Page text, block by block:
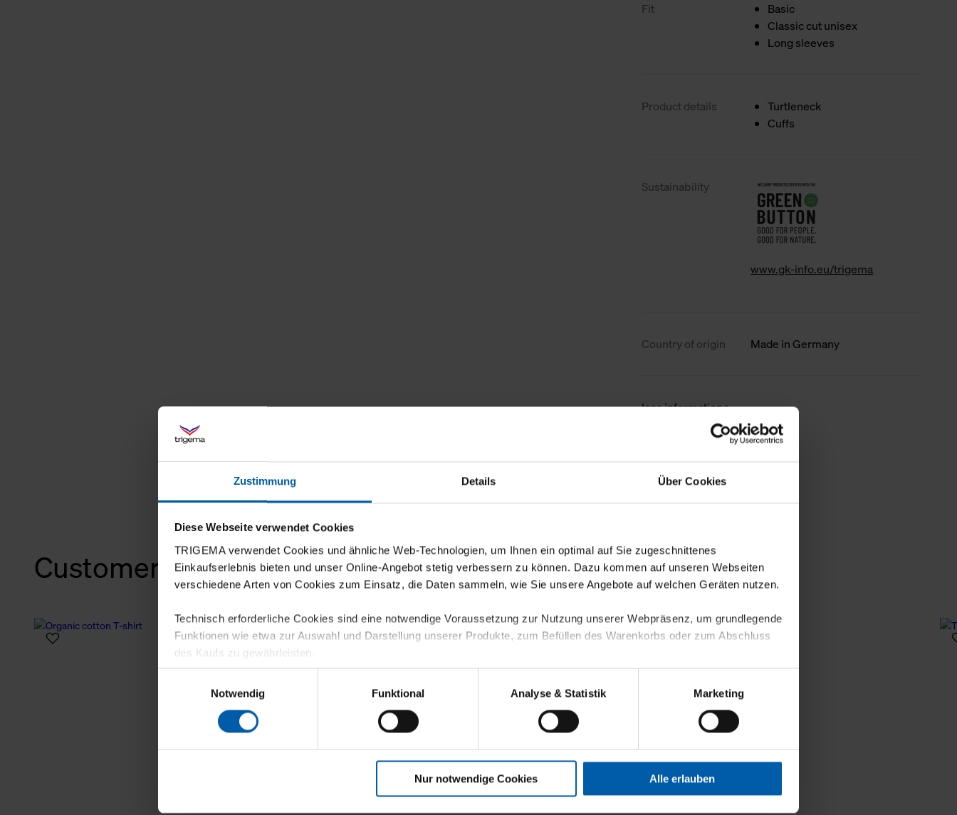
Zustimmung Details Über Cookies
Diese Webseite verwendet Cookies
TRIGEMA verwendet Cookies und ähnliche Web-Technologien, um Ihnen ein optimal auf Sie zugeschnittenes
Einkaufserlebnis bieten und unser Online-Angebot stetig verbessern zu können. Dazu kommen auf unseren Webseiten
verschiedene Arten von Cookies zum Einsatz, die Daten sammeln, wie Sie unsere Angebote auf welchen Geräten nutzen.
Technisch erforderliche Cookies sind eine notwendige Voraussetzung zur Nutzung unserer Webpräsenz, um grundlegende
Funktionen wie etwa zur Auswahl und Darstellung unserer Produkte, zum Befüllen des Warenkorbs oder zum Abschluss
des Kaufs zu gewährleisten.
Für die Darstellung personalisierter Angebote, Anzeigen und Inhalte aufgrund Ihres Nutzerverhaltens und Ihres Profils
sowie für Marketing-, Statistik- und Tracking-Zwecke zur Analyse und Optimierung unserer Webpräsenz speichern wir
personenbezogene Informationen. Diese übermitteln wir in anonymisierter Form an Dritte wie etwa unsere
Klicken Sie auf "Alle erlauben", damit wir alle Cookies und Web-Technologien für Ihr personalisiertes Einkaufserlebnis
verwenden dürfen. Über die jeweiligen Schaltflächen können Sie die Arten der Cookies selbst festlegen, die Sie erlauben
Notwendig
Funktional Analyse & Statistik Marketing
Nur notwendige Cookies Alle erlauben
Fit
Basic
Classic cut unisex
Long sleeves
Product details
Turtleneck
Cuffs
Sustainability
www.gk-info.eu/trigema
Country of origin Made in Germany
less information
Customers also bought